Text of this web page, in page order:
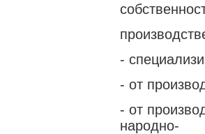
-
- от
- от
народно-